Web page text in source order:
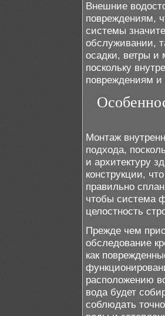
Внешние
повреждениям,
системы
обслуживании,
осадки, ветры и
поскольку
повреждениям
Монтаж
подхода,
и архитектуру
конструкции,
правильно
чтобы система
целостность
Прежде чем
обследование
как
расположению
вода будет
соблюдать